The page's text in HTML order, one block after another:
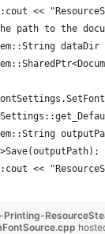
<<
path to the
dataDir
<<